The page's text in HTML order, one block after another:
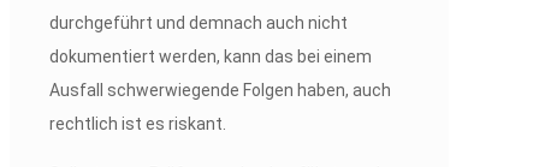
durchgeführt und demnach auch nicht
dokumentiert werden, kann das bei einem
Ausfall schwerwiegende Folgen haben, auch
rechtlich ist es riskant.